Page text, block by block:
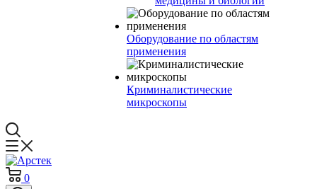
Оборудование по областям
применения
Криминалистические
микроскопы
0